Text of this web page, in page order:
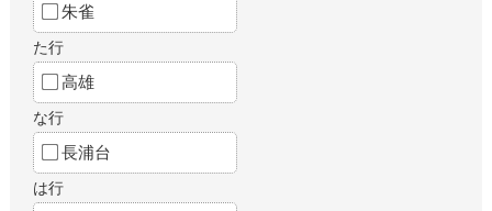
朱雀
た行
高雄
な行
長浦台
は行